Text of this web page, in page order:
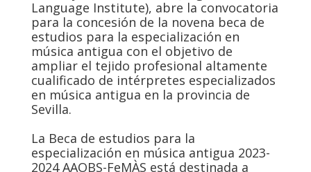
Language Institute), abre la convocatoria
para la concesión de la novena beca de
estudios para la especialización en
música antigua con el objetivo de
ampliar el tejido profesional altamente
cualificado de intérpretes especializados
en música antigua en la provincia de
Sevilla.
La Beca de estudios para la
especialización en música antigua 2023-
2024 AAOBS-FeMÀS está destinada a